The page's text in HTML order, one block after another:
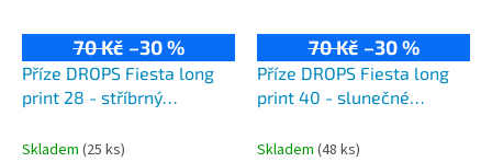
70 Kč –30 %
Příze DROPS Fiesta long
print 28 - stříbrný
Skladem (25 ks)
70 Kč –30 %
Příze DROPS Fiesta long
print 40 - slunečné
Skladem (48 ks)